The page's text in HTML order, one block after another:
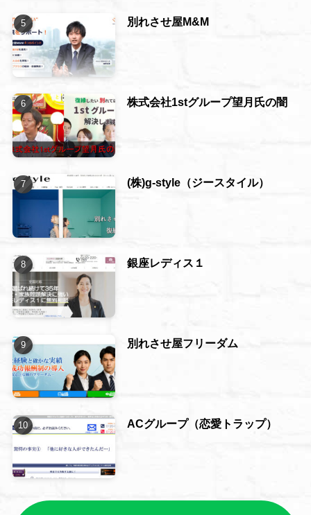
別れさせ屋M&M
株式会社1stグループ望月氏の闇
(株)g-style（ジースタイル）
銀座レディス１
別れさせ屋フリーダム
ACグループ（恋愛トラップ）